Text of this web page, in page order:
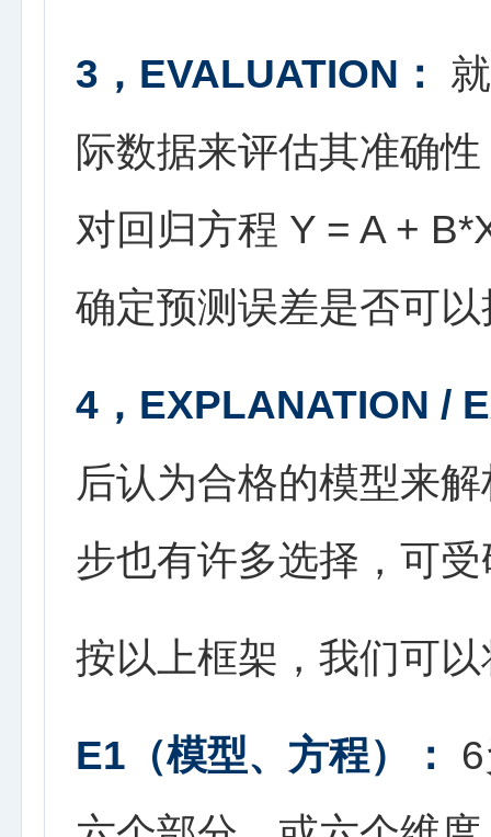
3，EVALUATION：
际数据来评估其准确
对回归方程 Y = A +
确定预测误差是否可
4，EXPLANATION /
后认为合格的模型来
步也有许多选择，可
按以上框架，我们可
E1（模型、方程）：